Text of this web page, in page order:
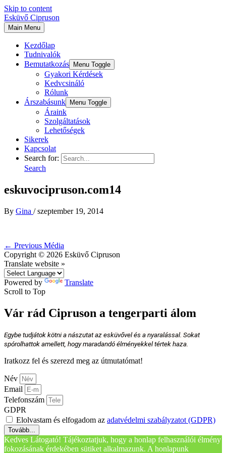
Skip to content
Esküvő Cipruson
Main Menu
Kezdőlap
Tudnivalók
Bemutatkozás
Menu Toggle
Gyakori Kérdések
Kedvcsináló
Rólunk
Árszabásunk
Menu Toggle
Áraink
Szolgáltatások
Lehetőségek
Sikerek
Kapcsolat
Search for:
Search
eskuvocipruson.com14
By Gina /szeptember 19, 2014
← Previous Média
Copyright © 2026 Esküvő Cipruson
Translate website »
Powered by
Translate
Scroll to Top
Vár rád Cipruson a tengerparti álom
Egybe tudjátok kötni a nászutat az esküvővel és a nyaralással. Sokat
spórolhattok amellett, hogy maradandó élményekkel tértek haza.
Iratkozz fel és szerezd meg az útmutatómat!
Név
Email
Telefonszám
GDPR
Elolvastam és elfogadom az adatvédelmi szabályzatot (GDPR)
Tovább...
Kedves Látogató! Tájékoztatjuk, hogy a honlap felhasználói élmény
fokozásának érdekében sütiket alkalmazunk. A honlapunk